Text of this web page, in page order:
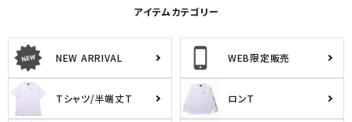
アイテムカテゴリー
NEW ARRIVAL WEB限定販売
Tシャツ/半端丈T ロンT